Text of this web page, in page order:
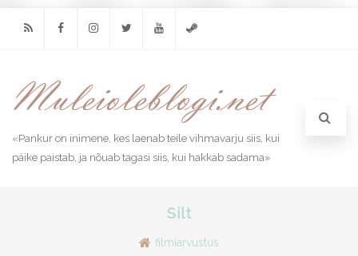
«Pankur on inimene, kes laenab teile vihmavarju siis, kui
päike paistab, ja nõuab tagasi siis, kui hakkab sadama»
Silt
filmiarvustus